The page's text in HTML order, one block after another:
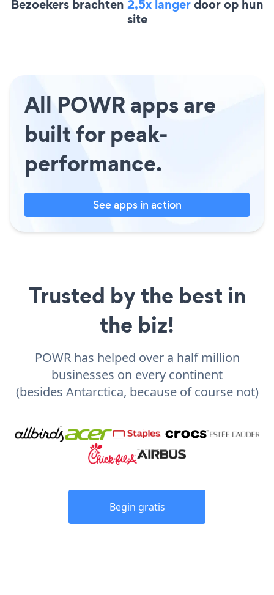
Bezoekers brachten 2,5x langerdoor op hun
site
All POWR apps are
built for peak-
performance.
See apps in action
Trusted by the best in
the biz!
POWR has helped over a half million
businesses on every continent
(besides Antarctica, because of course not)
Begin gratis